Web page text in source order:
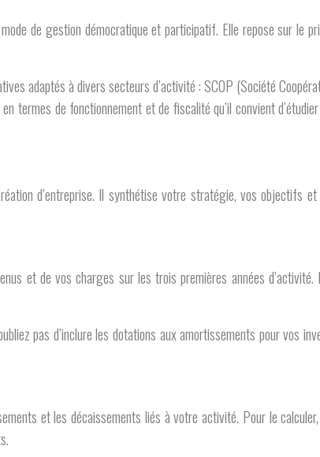
de gestion démocratique et participatif. Elle repose sur le
adaptés à divers secteurs d’activité : SCOP (Société
termes de fonctionnement et de fiscalité qu’il convient
d’entreprise. Il synthétise votre stratégie, vos objectifs
et de vos charges sur les trois premières années
pas d’inclure les dotations aux amortissements pour vos
et les décaissements liés à votre activité. Pour le